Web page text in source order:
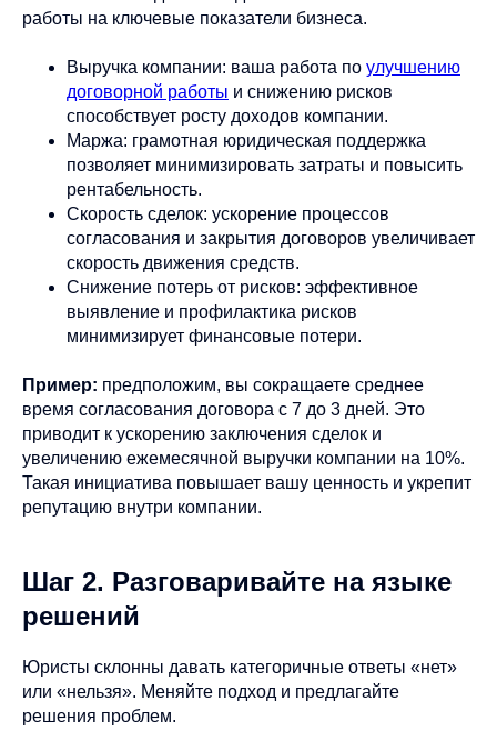
работы на ключевые показатели бизнеса.
Выручка компании: ваша работа по улучшению
договорной работы и снижению рисков
способствует росту доходов компании.
Маржа: грамотная юридическая поддержка
позволяет минимизировать затраты и повысить
рентабельность.
Скорость сделок: ускорение процессов
согласования и закрытия договоров увеличивает
скорость движения средств.
Снижение потерь от рисков: эффективное
выявление и профилактика рисков
минимизирует финансовые потери.
Пример: предположим, вы сокращаете среднее
время согласования договора с 7 до 3 дней. Это
приводит к ускорению заключения сделок и
увеличению ежемесячной выручки компании на 10%.
Такая инициатива повышает вашу ценность и укрепит
репутацию внутри компании.
Шаг 2. Разговаривайте на языке
решений
Юристы склонны давать категоричные ответы «нет»
или «нельзя». Меняйте подход и предлагайте
решения проблем.